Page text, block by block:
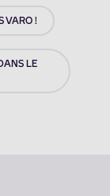
VARO !
LE